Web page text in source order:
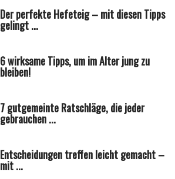
Der perfekte Hefeteig – mit diesen Tipps
gelingt ...
6 wirksame Tipps, um im Alter jung zu
bleiben!
7 gutgemeinte Ratschläge, die jeder
gebrauchen ...
Entscheidungen treffen leicht gemacht –
mit ...